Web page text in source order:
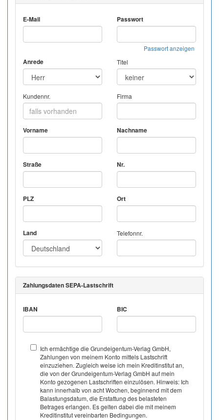
E-Mail Passwort
Passwort anzeigen
Anrede Titel
Kundennr. Firma
Vorname Nachname
Straße Nr.
PLZ Ort
Land Telefonnr.
Zahlungsdaten SEPA-Lastschrift
IBAN BIC
Ich ermächtige die Grundeigentum-Verlag GmbH,
Zahlungen von meinem Konto mittels Lastschrift
einzuziehen. Zugleich weise ich mein Kreditinstitut an,
die von der Grundeigentum-Verlag GmbH auf mein
Konto gezogenen Lastschriften einzulösen. Hinweis: Ich
kann innerhalb von acht Wochen, beginnend mit dem
Balastungsdatum, die Erstattung des belasteten
Betrages erlangen. Es gelten dabei die mit meinem
Kreditinstitut vereinbarten Bedingungen.